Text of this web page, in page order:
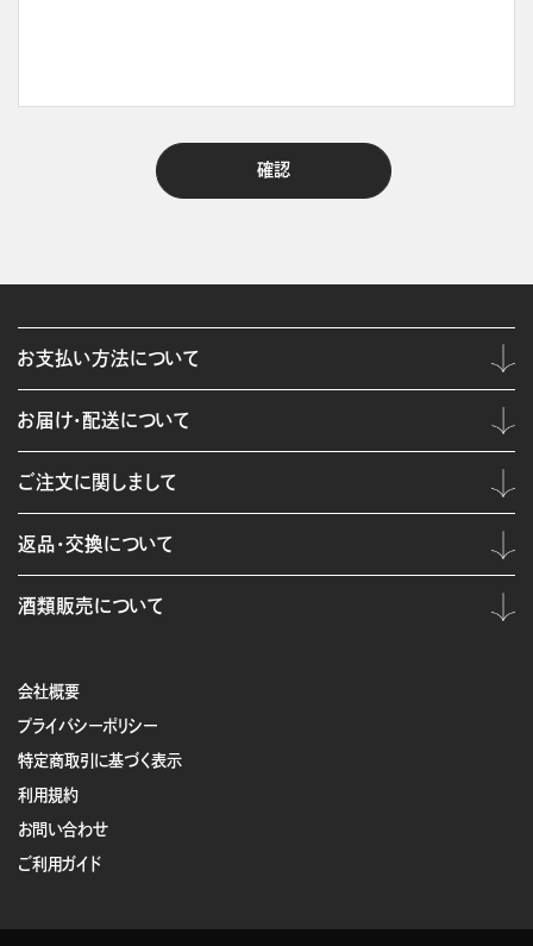
会社概要
プライバシーポリシー
特定商取引に基づく表示
利用規約
お問い合わせ
ご利用ガイド
お支払い方法について
お届け・配送について
ご注文に関しまして
返品・交換について
酒類販売について